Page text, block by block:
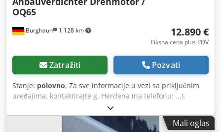
Burghaun 1.128 km
OQ65
12.890 €
Fiksna cena plus PDV
Zatražiti Pozvati
Stanje: polovno, Za sve informacije u vezi sa priključnim
uređajima, kontaktirajte g. Herdena (na telefonu: ...).
Ammann Rammax RAV 1000-P priključni valjak / uključuje
OilQuick OQ65 / uključuje rotacioni motor / 18 – 40 t /
godina proizvodnje oko 2007 – nažalost, više nema oznake
Mali oglas